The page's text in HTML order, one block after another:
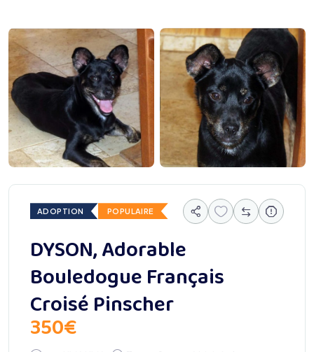
ADOPTION POPULAIRE
DYSON, Adorable
Bouledogue Français
Croisé Pinscher
350€